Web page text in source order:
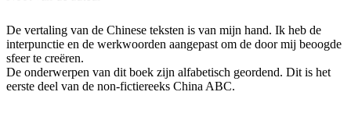
De vertaling van de Chinese teksten is van mijn hand. Ik heb de
interpunctie en de werkwoorden aangepast om de door mij beoogde
sfeer te creëren.
De onderwerpen van dit boek zijn alfabetisch geordend. Dit is het
eerste deel van de non-fictiereeks China ABC.